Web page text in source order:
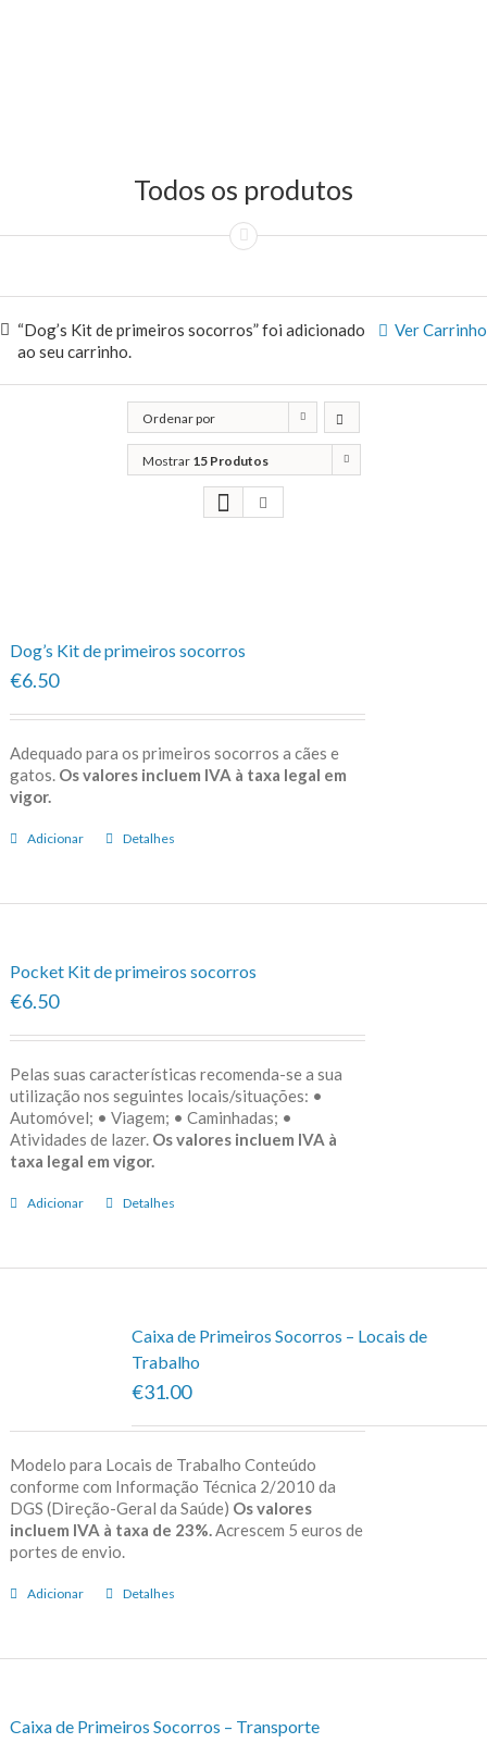
Todos os produtos
Ver Carrinho
“Dog’s Kit de primeiros socorros” foi adicionado
ao seu carrinho.
Ordenar por
Classificação
Mostrar 15 Produtos
Dog’s Kit de primeiros socorros
€6.50
Adequado para os primeiros socorros a cães e
gatos. Os valores incluem IVA à taxa legal em
vigor.
Adicionar Detalhes
Pocket Kit de primeiros socorros
€6.50
Pelas suas características recomenda-se a sua
utilização nos seguintes locais/situações: •
Automóvel; • Viagem; • Caminhadas; •
Atividades de lazer. Os valores incluem IVA à
taxa legal em vigor.
Adicionar Detalhes
Caixa de Primeiros Socorros – Locais de
Trabalho
€31.00
Modelo para Locais de Trabalho Conteúdo
conforme com Informação Técnica 2/2010 da
DGS (Direção-Geral da Saúde) Os valores
incluem IVA à taxa de 23%. Acrescem 5 euros de
portes de envio.
Adicionar Detalhes
Caixa de Primeiros Socorros – Transporte